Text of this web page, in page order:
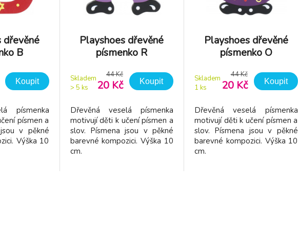
dřevěné
B
Koupit
písmenka
písmen a
v pěkné
Výška 10
Playshoes dřevěné
písmenko R
Skladem
> 5 ks
44 Kč
20 Kč Koupit
Dřevěná veselá písmenka
motivují děti k učení písmen a
slov. Písmena jsou v pěkné
barevné kompozici. Výška 10
cm.
Playshoes dřevěné
písmenko O
Skladem
1 ks
44 Kč
20 Kč Koupit
Dřevěná veselá písmenka
motivují děti k učení písmen a
slov. Písmena jsou v pěkné
barevné kompozici. Výška 10
cm.